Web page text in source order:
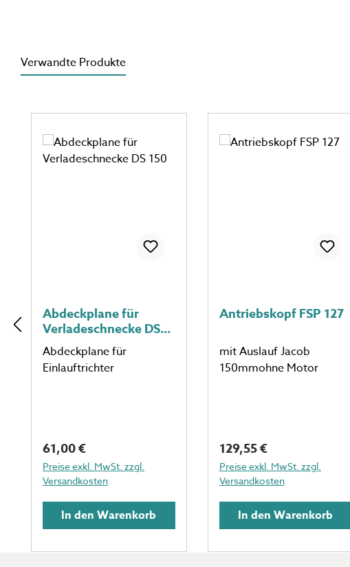
Verwandte Produkte
Abdeckplane für
Verladeschnecke DS
150
Abdeckplane für
Einlauftrichter
Regulärer Preis:
61,00 €
Preise exkl. MwSt. zzgl.
Versandkosten
In den Warenkorb
Antriebskopf FSP 127
mit Auslauf Jacob
150mmohne Motor
Regulärer Preis:
129,55 €
Preise exkl. MwSt. zzgl.
Versandkosten
In den Warenkorb